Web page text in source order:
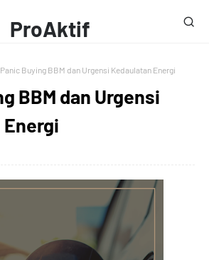
ProAktif
Media
Panic Buying BBM dan Urgensi Kedaulatan Energi
BBM dan Urgensi